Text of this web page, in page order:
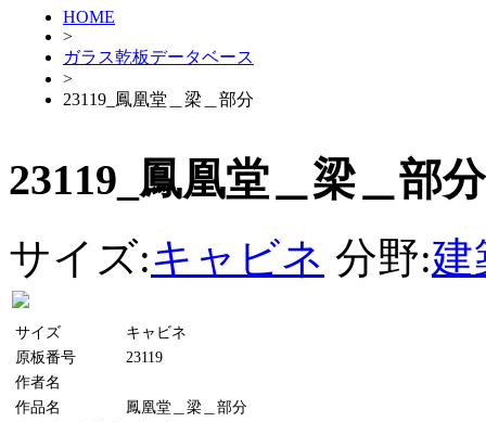
HOME
>
ガラス乾板データベース
>
23119_鳳凰堂＿梁＿部分
23119_鳳凰堂＿梁＿部分
サイズ:キャビネ 分野:建
サイズ
キャビネ
原板番号
23119
作者名
作品名
鳳凰堂＿梁＿部分